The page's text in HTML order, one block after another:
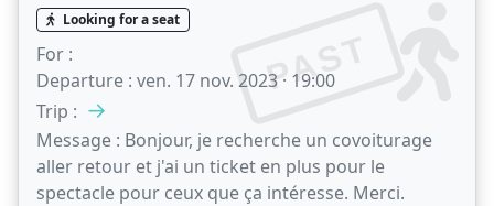
PAST
Looking for a seat
For :
Departure : ven. 17 nov. 2023 · 19:00
Trip : →
Message : Bonjour, je recherche un covoiturage
aller retour et j'ai un ticket en plus pour le
spectacle pour ceux que ça intéresse. Merci.